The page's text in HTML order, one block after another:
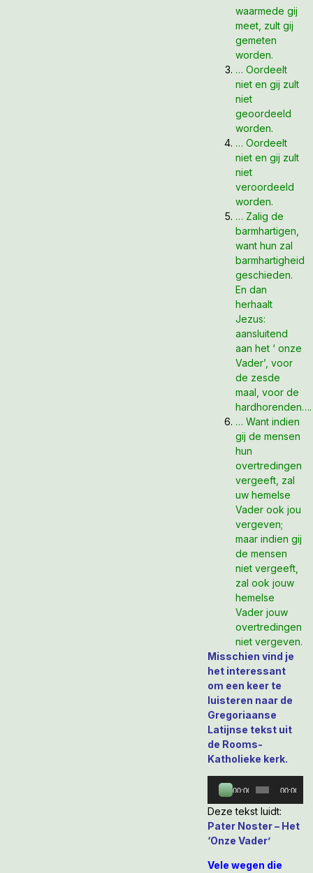
waarmede gij
meet, zult gij
gemeten
worden.
… Oordeelt
niet en gij zult
niet
geoordeeld
worden.
… Oordeelt
niet en gij zult
niet
veroordeeld
worden.
… Zalig de
barmhartigen,
want hun zal
barmhartigheid
geschieden.
En dan
herhaalt
Jezus:
aansluitend
aan het ‘ onze
Vader’, voor
de zesde
maal, voor de
hardhorenden….
… Want indien
gij de mensen
hun
overtredingen
vergeeft, zal
uw hemelse
Vader ook jou
vergeven;
maar indien gij
de mensen
niet vergeeft,
zal ook jouw
hemelse
Vader jouw
overtredingen
niet vergeven.
Misschien vind je
het interessant
om een keer te
luisteren naar de
Gregoriaanse
Latijnse tekst uit
de Rooms-
Katholieke kerk.
Audiospeler
00:00 00:00
Deze tekst luidt:
Pater Noster – Het
‘Onze Vader’
Vele wegen die